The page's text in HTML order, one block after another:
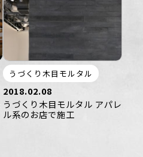
うづくり木目モルタル
2018.02.08
うづくり木目モルタル アパレ
ル系のお店で施工